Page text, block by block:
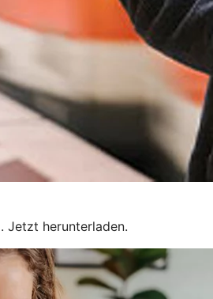
Jetzt herunterladen.